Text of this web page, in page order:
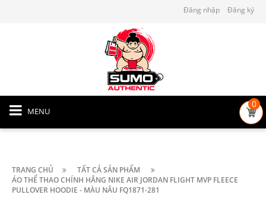
Đăng nhập Đăng ký
MENU
0
TRANG CHỦ
TẤT CẢ SẢN PHẨM
ÁO THỂ THAO CHÍNH HÃNG NIKE AIR JORDAN FLIGHT MVP FLEECE
PULLOVER HOODIE - MÀU NÂU FQ1871-281